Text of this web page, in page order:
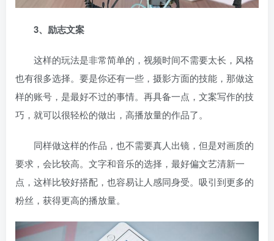
3、励志文案
这样的玩法是非常简单的，视频时间不需要太长，风格
也有很多选择。要是你还有一些，摄影方面的技能，那做这
样的账号，是最好不过的事情。再具备一点，文案写作的技
巧，就可以很轻松的做出，高播放量的作品了。
同样做这样的作品，也不需要真人出镜，但是对画质的
要求，会比较高。文字和音乐的选择，最好偏文艺清新一
点，这样比较好搭配，也容易让人感同身受。吸引到更多的
粉丝，获得更高的播放量。